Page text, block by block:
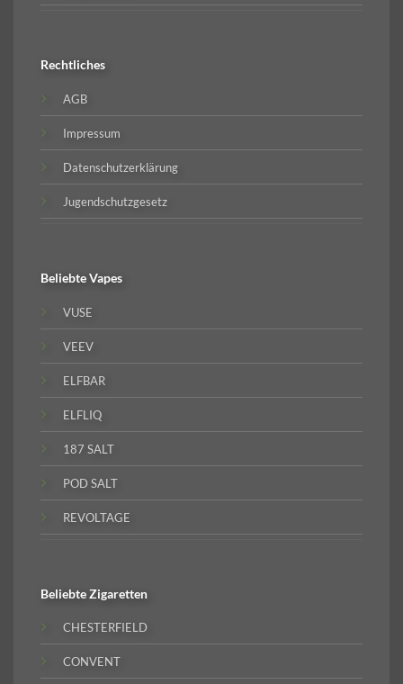
Rechtliches
AGB
Impressum
Datenschutzerklärung
Jugendschutzgesetz
BeliebteVapes
VUSE
VEEV
ELFBAR
ELFLIQ
187 SALT
POD SALT
REVOLTAGE
BeliebteZigaretten
CHESTERFIELD
CONVENT